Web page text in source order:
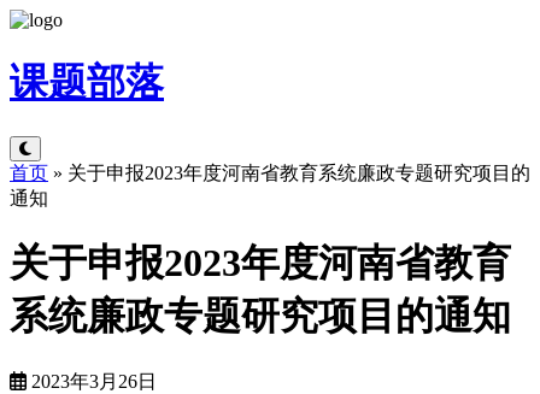
课题部落
首页 » 关于申报2023年度河南省教育系统廉政专题研究项目的
通知
关于申报2023年度河南省教育
系统廉政专题研究项目的通知
2023年3月26日